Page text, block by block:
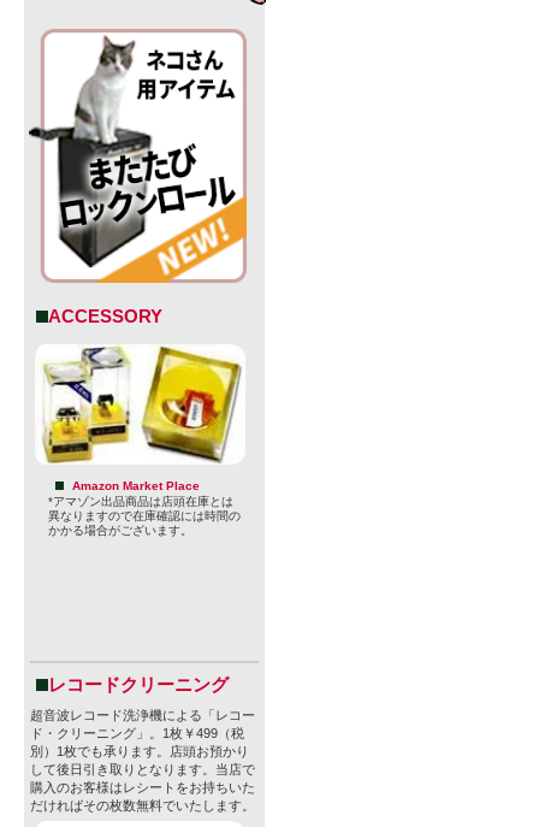
ACCESSORY
Amazon Market Place
*アマゾン出品商品は店頭在庫とは
異なりますので在庫確認には時間の
かかる場合がございます。
レコードクリーニング
超音波レコード洗浄機による「レコー
ド・クリーニング」。1枚￥499（税
別）1枚でも承ります。店頭お預かり
して後日引き取りとなります。当店で
購入のお客様はレシートをお持ちいた
だければその枚数無料でいたします。